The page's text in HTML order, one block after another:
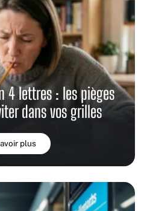
4 lettres : les pièges
dans vos grilles
plus